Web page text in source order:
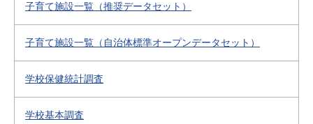
子育て施設一覧（推奨データセット）
子育て施設一覧（自治体標準オープンデータセット）
学校保健統計調査
学校基本調査